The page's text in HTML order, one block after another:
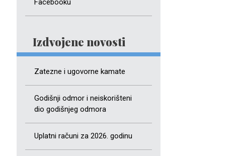
Facebooku
Izdvojene novosti
Zatezne i ugovorne kamate
Godišnji odmor i neiskorišteni
dio godišnjeg odmora
Uplatni računi za 2026. godinu